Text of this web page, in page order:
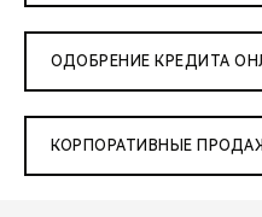
ОДОБРЕНИЕ КРЕДИТА
КОРПОРАТИВНЫЕ